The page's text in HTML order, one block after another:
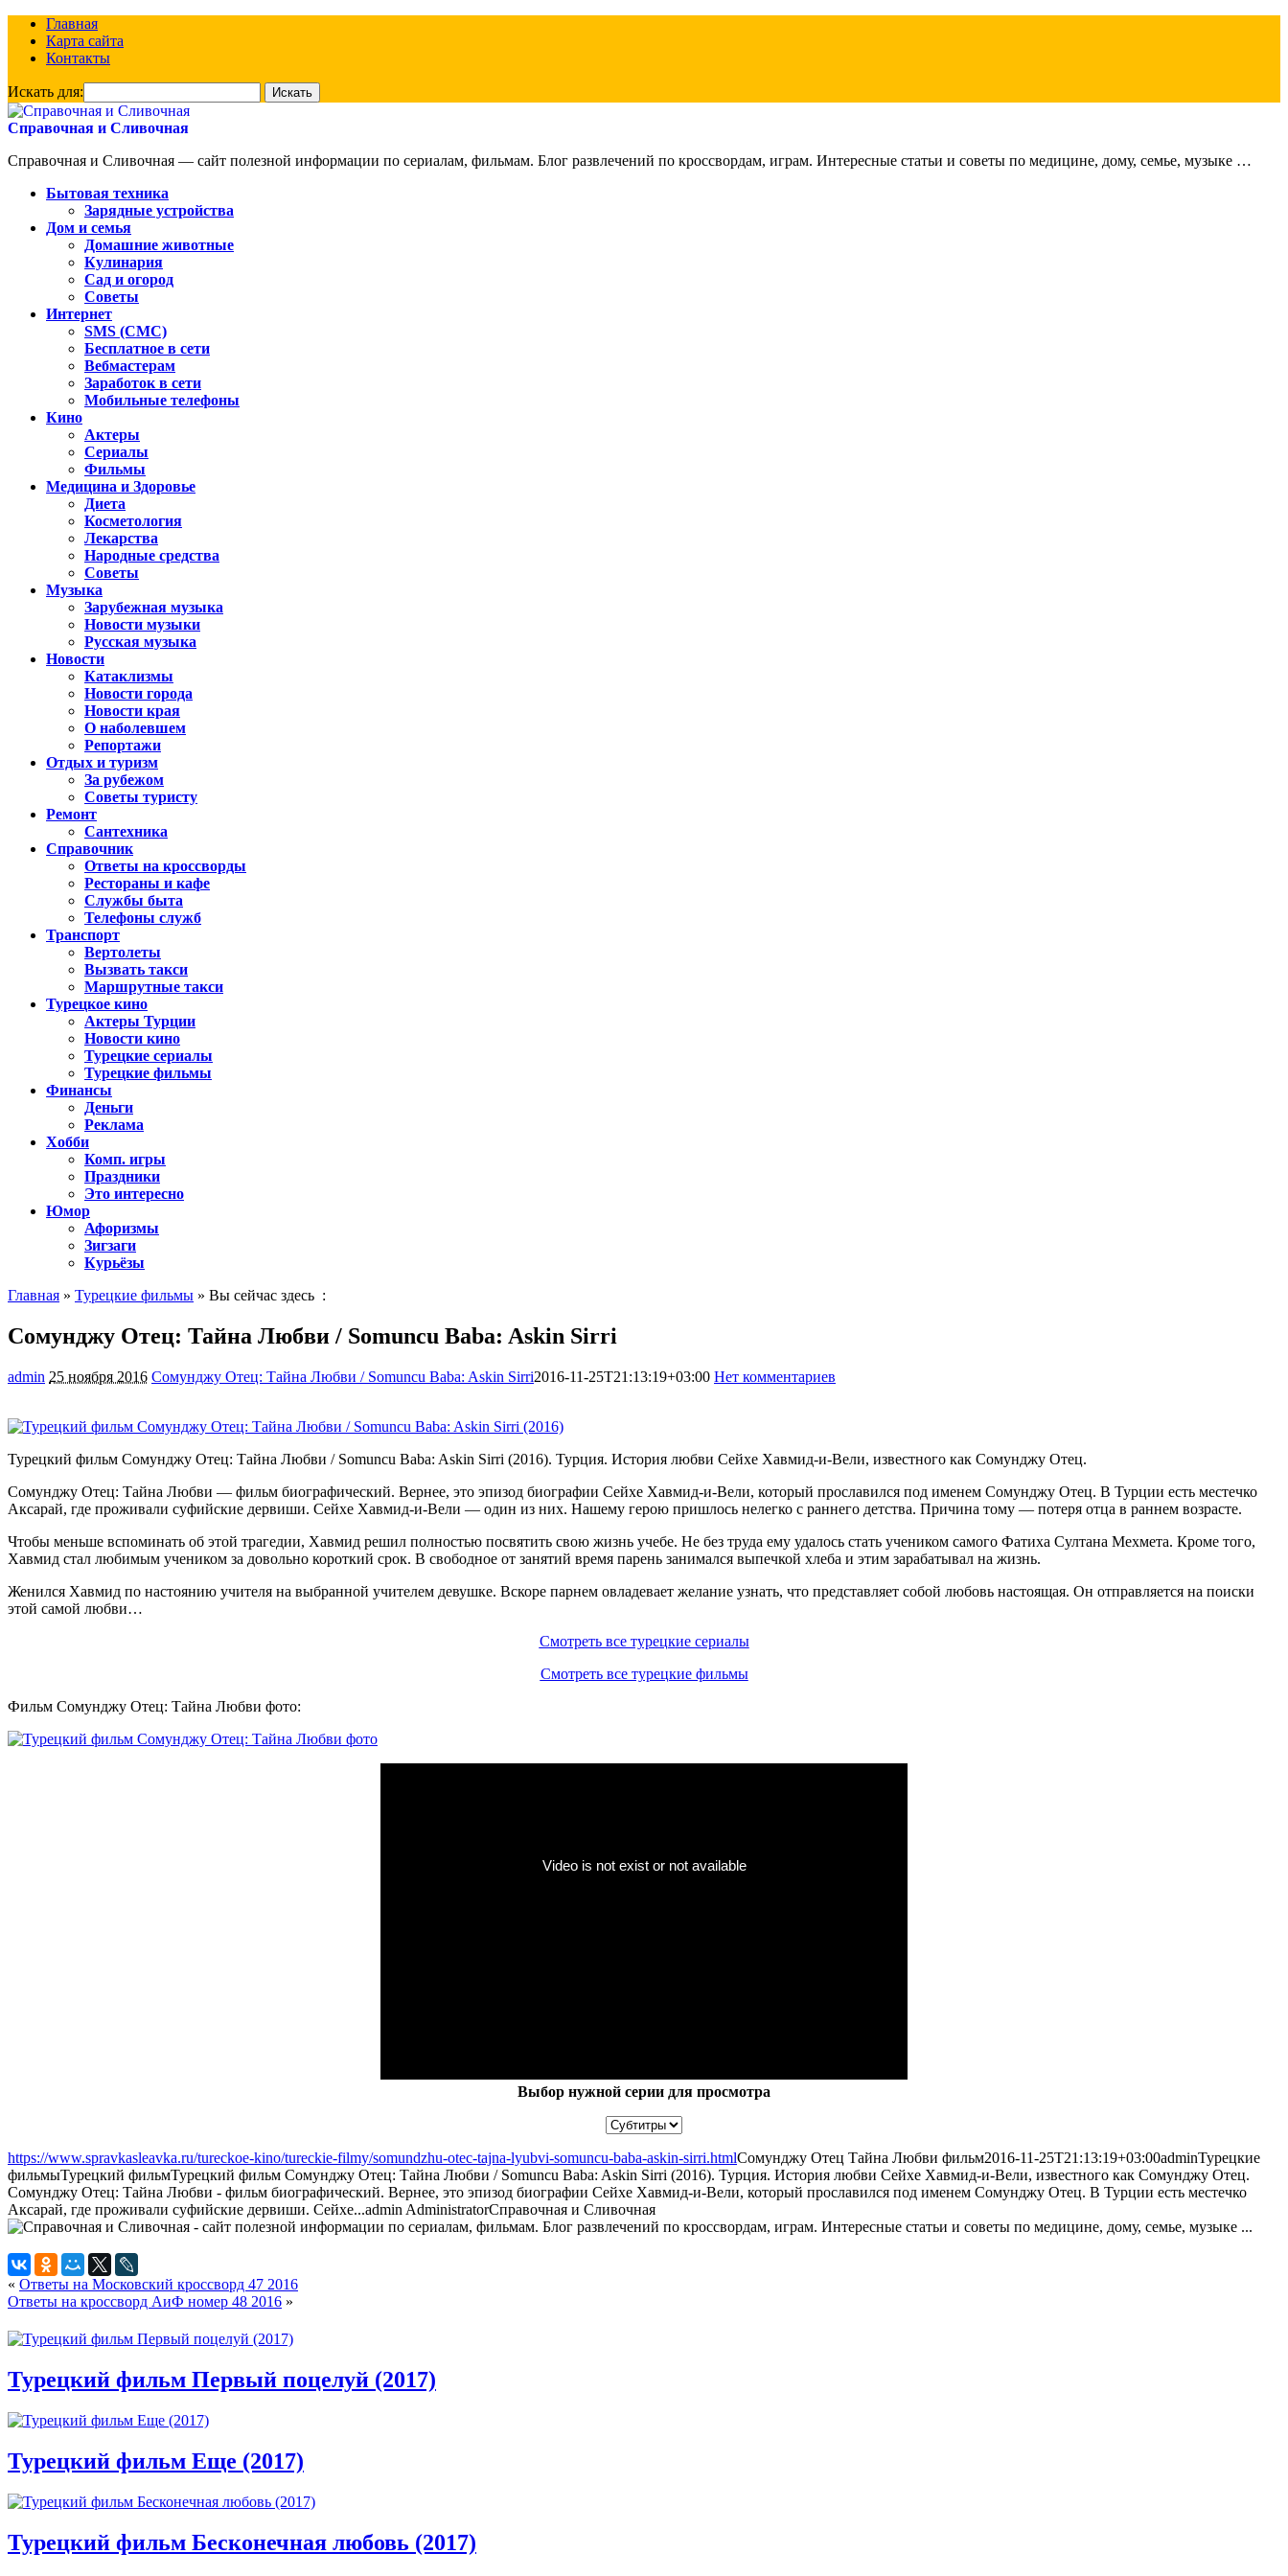
Главная
Карта сайта
Контакты
Искать для:
Справочная и Сливочная
Справочная и Сливочная — сайт полезной информации по сериалам, фильмам. Блог развлечений по кроссвордам, играм. Интересные статьи и советы по медицине, дому, семье, музыке …
Бытовая техника
Зарядные устройства
Дом и семья
Домашние животные
Кулинария
Сад и огород
Советы
Интернет
SMS (СМС)
Бесплатное в сети
Вебмастерам
Заработок в сети
Мобильные телефоны
Кино
Актеры
Сериалы
Фильмы
Медицина и Здоровье
Диета
Косметология
Лекарства
Народные средства
Советы
Музыка
Зарубежная музыка
Новости музыки
Русская музыка
Новости
Катаклизмы
Новости города
Новости края
О наболевшем
Репортажи
Отдых и туризм
За рубежом
Советы туристу
Ремонт
Сантехника
Справочник
Ответы на кроссворды
Рестораны и кафе
Службы быта
Телефоны служб
Транспорт
Вертолеты
Вызвать такси
Маршрутные такси
Турецкое кино
Актеры Турции
Новости кино
Турецкие сериалы
Турецкие фильмы
Финансы
Деньги
Реклама
Хобби
Комп. игры
Праздники
Это интересно
Юмор
Афоризмы
Зигзаги
Курьёзы
Главная » Турецкие фильмы » Вы сейчас здесь :
Сомунджу Отец: Тайна Любви / Somuncu Baba: Askin Sirri
admin 25 ноября 2016 Сомунджу Отец: Тайна Любви / Somuncu Baba: Askin Sirri2016-11-25T21:13:19+03:00 Нет комментариев
Турецкий фильм Сомунджу Отец: Тайна Любви / Somuncu Baba: Askin Sirri (2016). Турция. История любви Сейхе Хавмид-и-Вели, известного как Сомунджу Отец.
Сомунджу Отец: Тайна Любви — фильм биографический. Вернее, это эпизод биографии Сейхе Хавмид-и-Вели, который прославился под именем Сомунджу Отец. В Турции есть местечко
Аксарай, где проживали суфийские дервиши. Сейхе Хавмид-и-Вели — один из них. Нашему герою пришлось нелегко с раннего детства. Причина тому — потеря отца в раннем возрасте.
Чтобы меньше вспоминать об этой трагедии, Хавмид решил полностью посвятить свою жизнь учебе. Не без труда ему удалось стать учеником самого Фатиха Султана Мехмета. Кроме того,
Хавмид стал любимым учеником за довольно короткий срок. В свободное от занятий время парень занимался выпечкой хлеба и этим зарабатывал на жизнь.
Женился Хавмид по настоянию учителя на выбранной учителем девушке. Вскоре парнем овладевает желание узнать, что представляет собой любовь настоящая. Он отправляется на поиски
этой самой любви…
Смотреть все турецкие сериалы
Смотреть все турецкие фильмы
Фильм Сомунджу Отец: Тайна Любви фото:
Выбор нужной серии для просмотра
https://www.spravkasleavka.ru/tureckoe-kino/tureckie-filmy/somundzhu-otec-tajna-lyubvi-somuncu-baba-askin-sirri.htmlСомунджу Отец Тайна Любви фильм2016-11-25T21:13:19+03:00adminТурецкие
фильмыТурецкий фильмТурецкий фильм Сомунджу Отец: Тайна Любви / Somuncu Baba: Askin Sirri (2016). Турция. История любви Сейхе Хавмид-и-Вели, известного как Сомунджу Отец.
Сомунджу Отец: Тайна Любви - фильм биографический. Вернее, это эпизод биографии Сейхе Хавмид-и-Вели, который прославился под именем Сомунджу Отец. В Турции есть местечко
Аксарай, где проживали суфийские дервиши. Сейхе...admin AdministratorСправочная и Сливочная
« Ответы на Московский кроссворд 47 2016
Ответы на кроссворд АиФ номер 48 2016 »
Турецкий фильм Первый поцелуй (2017)
Турецкий фильм Еще (2017)
Турецкий фильм Бесконечная любовь (2017)